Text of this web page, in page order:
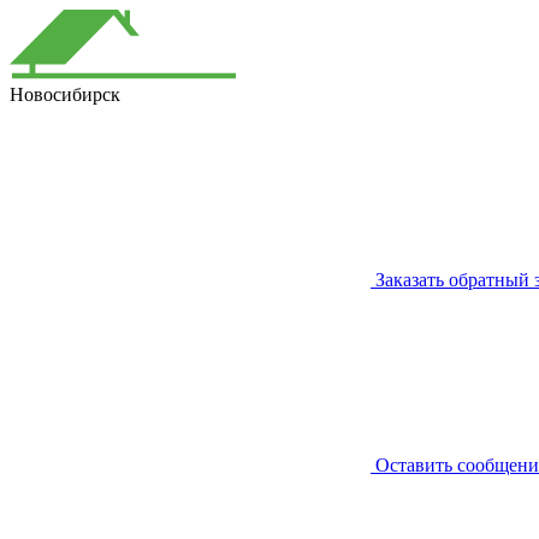
Новосибирск
Заказать обратный
Оставить